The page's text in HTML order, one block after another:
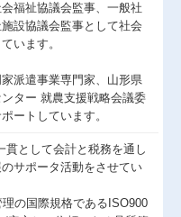
福祉協議会監事、一般社
設協議会監事として社会
います。
派遣事業専門家、山形県
ター 就農支援戦略会議委
ートしています。
貫として会計と税務を通し
サポータ活動をさせてい
の国際規格であるISO900